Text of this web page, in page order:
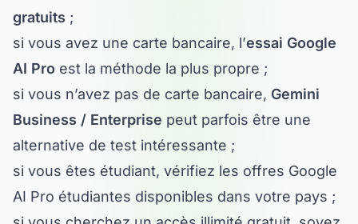
gratuits
si vous avez une carte bancaire, l’ essai Google
AI Pro
est la méthode la plus propre ;
si vous n’avez pas de carte bancaire, Gemini
Business / Enterprise
peut parfois être une
alternative de test intéressante ;
si vous êtes étudiant, vérifiez les offres Google
AI Pro étudiantes disponibles dans votre pays ;
si vous cherchez un accès illimité gratuit, soyez